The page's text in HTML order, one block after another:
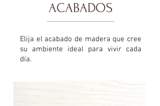
ACABADOS
Elija el acabado de madera que cree
su ambiente ideal para vivir cada
día.